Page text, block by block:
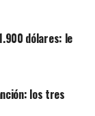
el
que se
las llaves ni
puede dejar
por
dólares: le
los tres